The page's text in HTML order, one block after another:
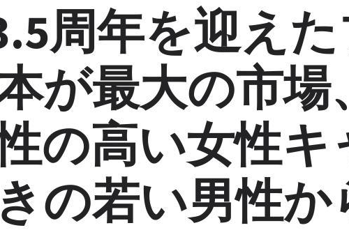
周年を迎え
が最大の市
の高い女性
きの若い男性